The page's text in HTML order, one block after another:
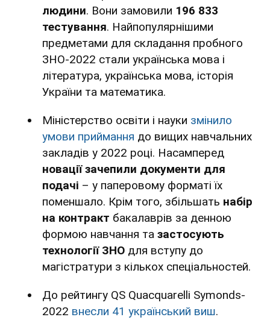
людини. Вони замовили 196 833
тестування. Найпопулярнішими
предметами для складання пробного
ЗНО-2022 стали українська мова і
література, українська мова, історія
України та математика.
Міністерство освіти і науки змінило
умови приймання до вищих навчальних
закладів у 2022 році. Насамперед
новації зачепили документи для
подачі – у паперовому форматі їх
поменшало. Крім того, збільшать набір
на контракт бакалаврів за денною
формою навчання та застосують
технології ЗНО для вступу до
магістратури з кількох спеціальностей.
До рейтингу QS Quacquarelli Symonds-
2022 внесли 41 український виш.